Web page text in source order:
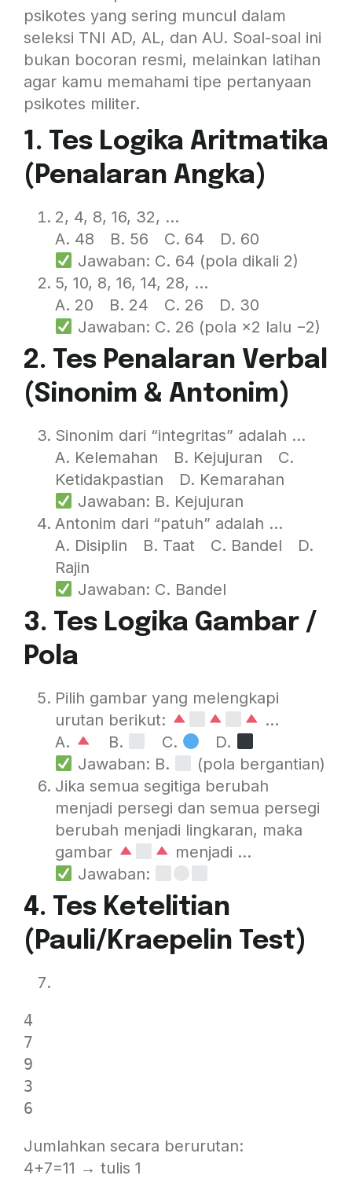
psikotes yang sering muncul dalam
seleksi TNI AD, AL, dan AU. Soal-soal ini
bukan bocoran resmi, melainkan latihan
agar kamu memahami tipe pertanyaan
psikotes militer.
1. Tes Logika Aritmatika
(Penalaran Angka)
2, 4, 8, 16, 32, …
A. 48 B. 56 C. 64 D. 60
Jawaban: C. 64 (pola dikali 2)
5, 10, 8, 16, 14, 28, …
A. 20 B. 24 C. 26 D. 30
Jawaban: C. 26 (pola ×2 lalu −2)
2. Tes Penalaran Verbal
(Sinonim & Antonim)
Sinonim dari “integritas” adalah …
A. Kelemahan B. Kejujuran C.
Ketidakpastian D. Kemarahan
Jawaban: B. Kejujuran
Antonim dari “patuh” adalah …
A. Disiplin B. Taat C. Bandel D.
Rajin
Jawaban: C. Bandel
3. Tes Logika Gambar /
Pola
Pilih gambar yang melengkapi
urutan berikut:
…
A.
B. C.
D.
Jawaban: B.
(pola bergantian)
Jika semua segitiga berubah
menjadi persegi dan semua persegi
berubah menjadi lingkaran, maka
gambar
menjadi …
Jawaban:
4. Tes Ketelitian
(Pauli/Kraepelin Test)
4
7
9
3
Jumlahkan secara berurutan:
4+7=11 → tulis 1